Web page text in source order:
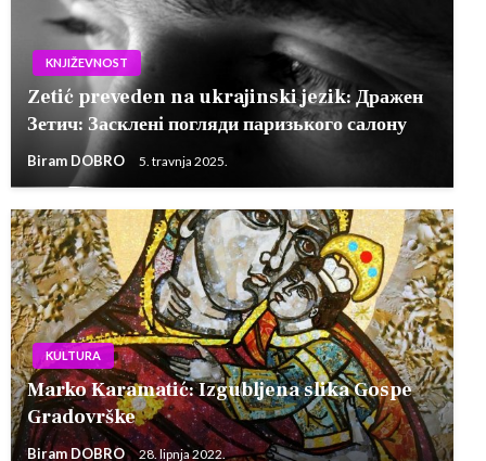
KNJIŽEVNOST
Zetić preveden na ukrajinski jezik: Дражен
Зетич: Засклені погляди паризького салону
Biram DOBRO 5. travnja 2025.
KULTURA
Marko Karamatić: Izgubljena slika Gospe
Gradovrške
Biram DOBRO 28. lipnja 2022.